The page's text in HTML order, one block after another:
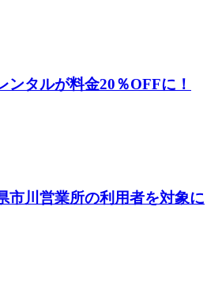
ンタルが料金20％OFFに！
市川営業所の利用者を対象に